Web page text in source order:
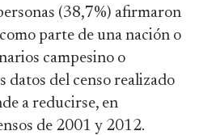
(38,7%) afirmaron
parte de una nación o
campesino o
datos del censo realizado
a reducirse, en
de 2001 y 2012.